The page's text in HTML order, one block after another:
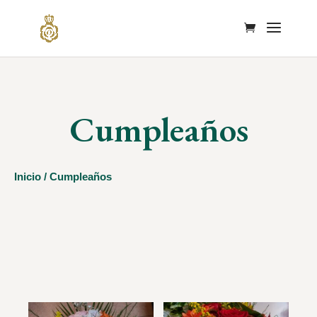
Cumpleaños
Inicio / Cumpleaños